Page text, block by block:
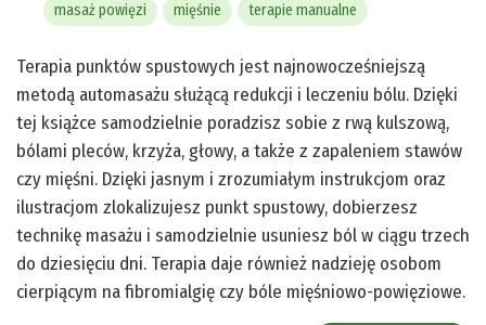
masaż powięzi mięśnie terapie manualne
Terapia punktów spustowych jest najnowocześniejszą
metodą automasażu służącą redukcji i leczeniu bólu. Dzięki
tej książce samodzielnie poradzisz sobie z rwą kulszową,
bólami pleców, krzyża, głowy, a także z zapaleniem stawów
czy mięśni. Dzięki jasnym i zrozumiałym instrukcjom oraz
ilustracjom zlokalizujesz punkt spustowy, dobierzesz
technikę masażu i samodzielnie usuniesz ból w ciągu trzech
do dziesięciu dni. Terapia daje również nadzieję osobom
cierpiącym na fibromialgię czy bóle mięśniowo-powięziowe.